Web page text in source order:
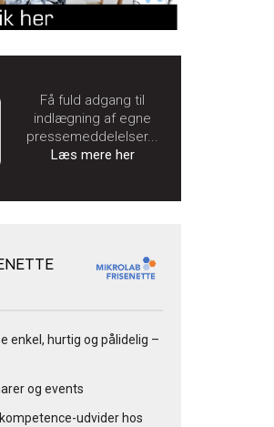
Få fuld adgang til
indlægning af egne
pressemeddelelser...
Læs mere her
enkel, hurtig og pålidelig –
og events
udvider hos